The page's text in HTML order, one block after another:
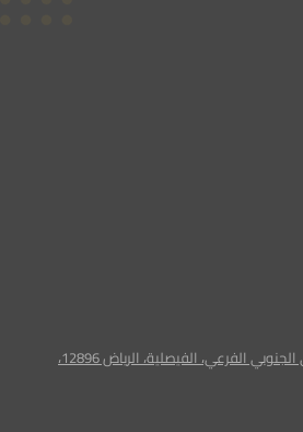
العنوان : 4056 الطريق الدائري الجنوبي الفرعي، الفيصلية، الرياض 12896،